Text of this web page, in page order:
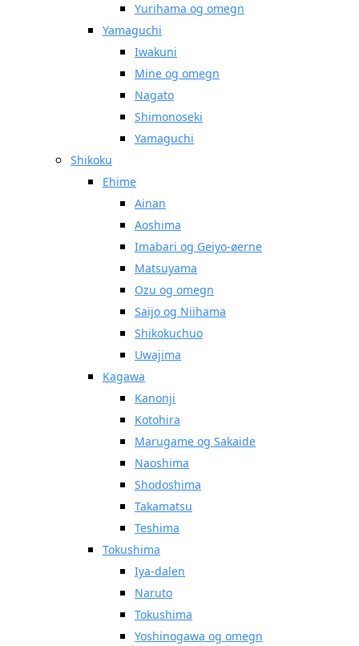
Yurihama og omegn
Yamaguchi
Iwakuni
Mine og omegn
Nagato
Shimonoseki
Yamaguchi
Shikoku
Ehime
Ainan
Aoshima
Imabari og Geiyo-øerne
Matsuyama
Ozu og omegn
Saijo og Niihama
Shikokuchuo
Uwajima
Kagawa
Kanonji
Kotohira
Marugame og Sakaide
Naoshima
Shodoshima
Takamatsu
Teshima
Tokushima
Iya-dalen
Naruto
Tokushima
Yoshinogawa og omegn